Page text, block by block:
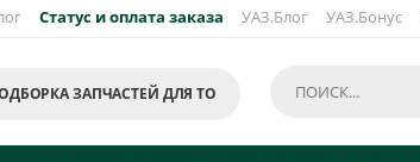
Статус и оплата заказа УАЗ.Блог УАЗ.Бонус
ЗАПЧАСТЕЙ ДЛЯ ТО